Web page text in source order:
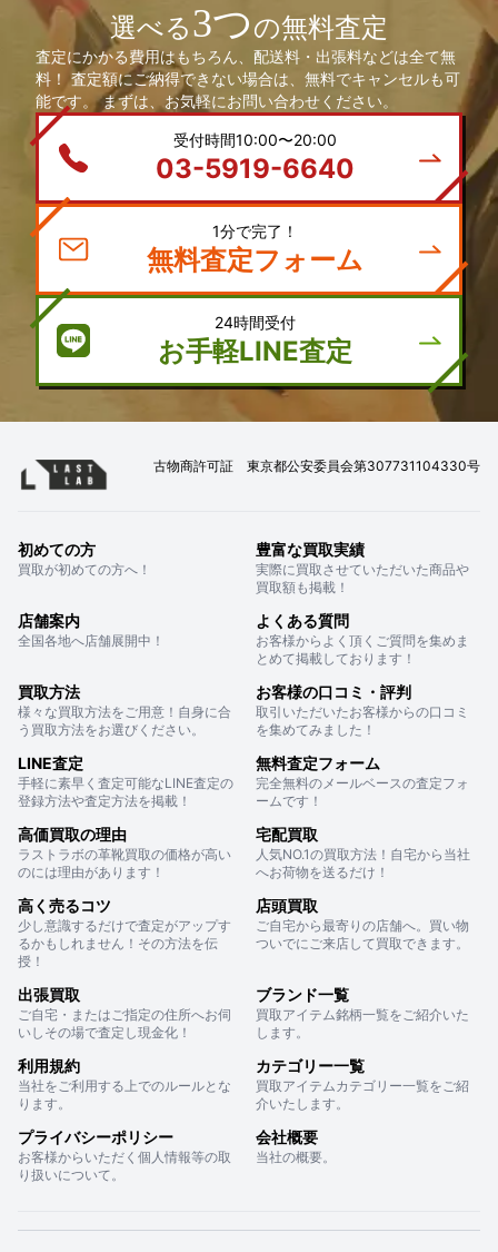
選べる3つの無料査定
査定にかかる費用はもちろん、配送料・出張料などは全て無
料！ 査定額にご納得できない場合は、無料でキャンセルも可
能です。 まずは、お気軽にお問い合わせください。
03-5919-6640
1分で完了！
無料査定フォーム
24時間受付
お手軽LINE査定
古物商許可証 東京都公安委員会第307731104330号
初めての方
買取が初めての方へ！
豊富な買取実績
実際に買取させていただいた商品や
買取額も掲載！
店舗案内
全国各地へ店舗展開中！
よくある質問
お客様からよく頂くご質問を集めま
とめて掲載しております！
買取方法
様々な買取方法をご用意！自身に合
う買取方法をお選びください。
お客様の口コミ・評判
取引いただいたお客様からの口コミ
を集めてみました！
LINE査定
手軽に素早く査定可能なLINE査定の
登録方法や査定方法を掲載！
無料査定フォーム
完全無料のメールベースの査定フォ
ームです！
高価買取の理由
ラストラボの革靴買取の価格が高い
のには理由があります！
宅配買取
人気NO.1の買取方法！自宅から当社
へお荷物を送るだけ！
高く売るコツ
少し意識するだけで査定がアップす
るかもしれません！その方法を伝
授！
店頭買取
ご自宅から最寄りの店舗へ。買い物
ついでにご来店して買取できます。
出張買取
ご自宅・またはご指定の住所へお伺
いしその場で査定し現金化！
ブランド一覧
買取アイテム銘柄一覧をご紹介いた
します。
利用規約
当社をご利用する上でのルールとな
ります。
カテゴリー一覧
買取アイテムカテゴリー一覧をご紹
介いたします。
プライバシーポリシー
お客様からいただく個人情報等の取
り扱いについて。
会社概要
当社の概要。